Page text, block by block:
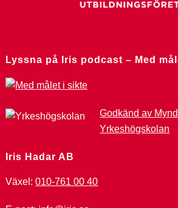
Lyssna på Iris podcast – Med
Godkänd av
Yrkeshögskolan
Iris Hadar AB
Växel:010-761 00 40